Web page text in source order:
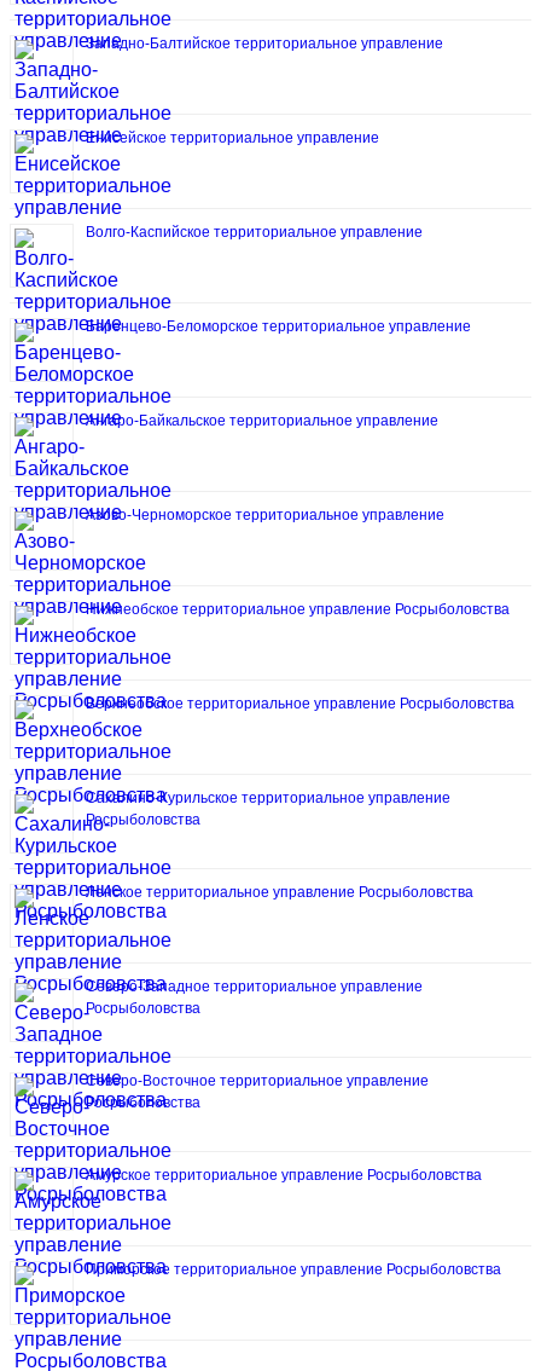
Западно-Балтийское территориальное управление
Енисейское территориальное управление
Волго-Каспийское территориальное управление
Баренцево-Беломорское территориальное управление
Ангаро-Байкальское территориальное управление
Азово-Черноморское территориальное управление
Нижнеобское территориальное управление Росрыболовства
Верхнеобское территориальное управление Росрыболовства
Сахалино-Курильское территориальное управление
Росрыболовства
Ленское территориальное управление Росрыболовства
Северо-Западное территориальное управление
Росрыболовства
Северо-Восточное территориальное управление
Росрыболовства
Амурское территориальное управление Росрыболовства
Приморское территориальное управление Росрыболовства